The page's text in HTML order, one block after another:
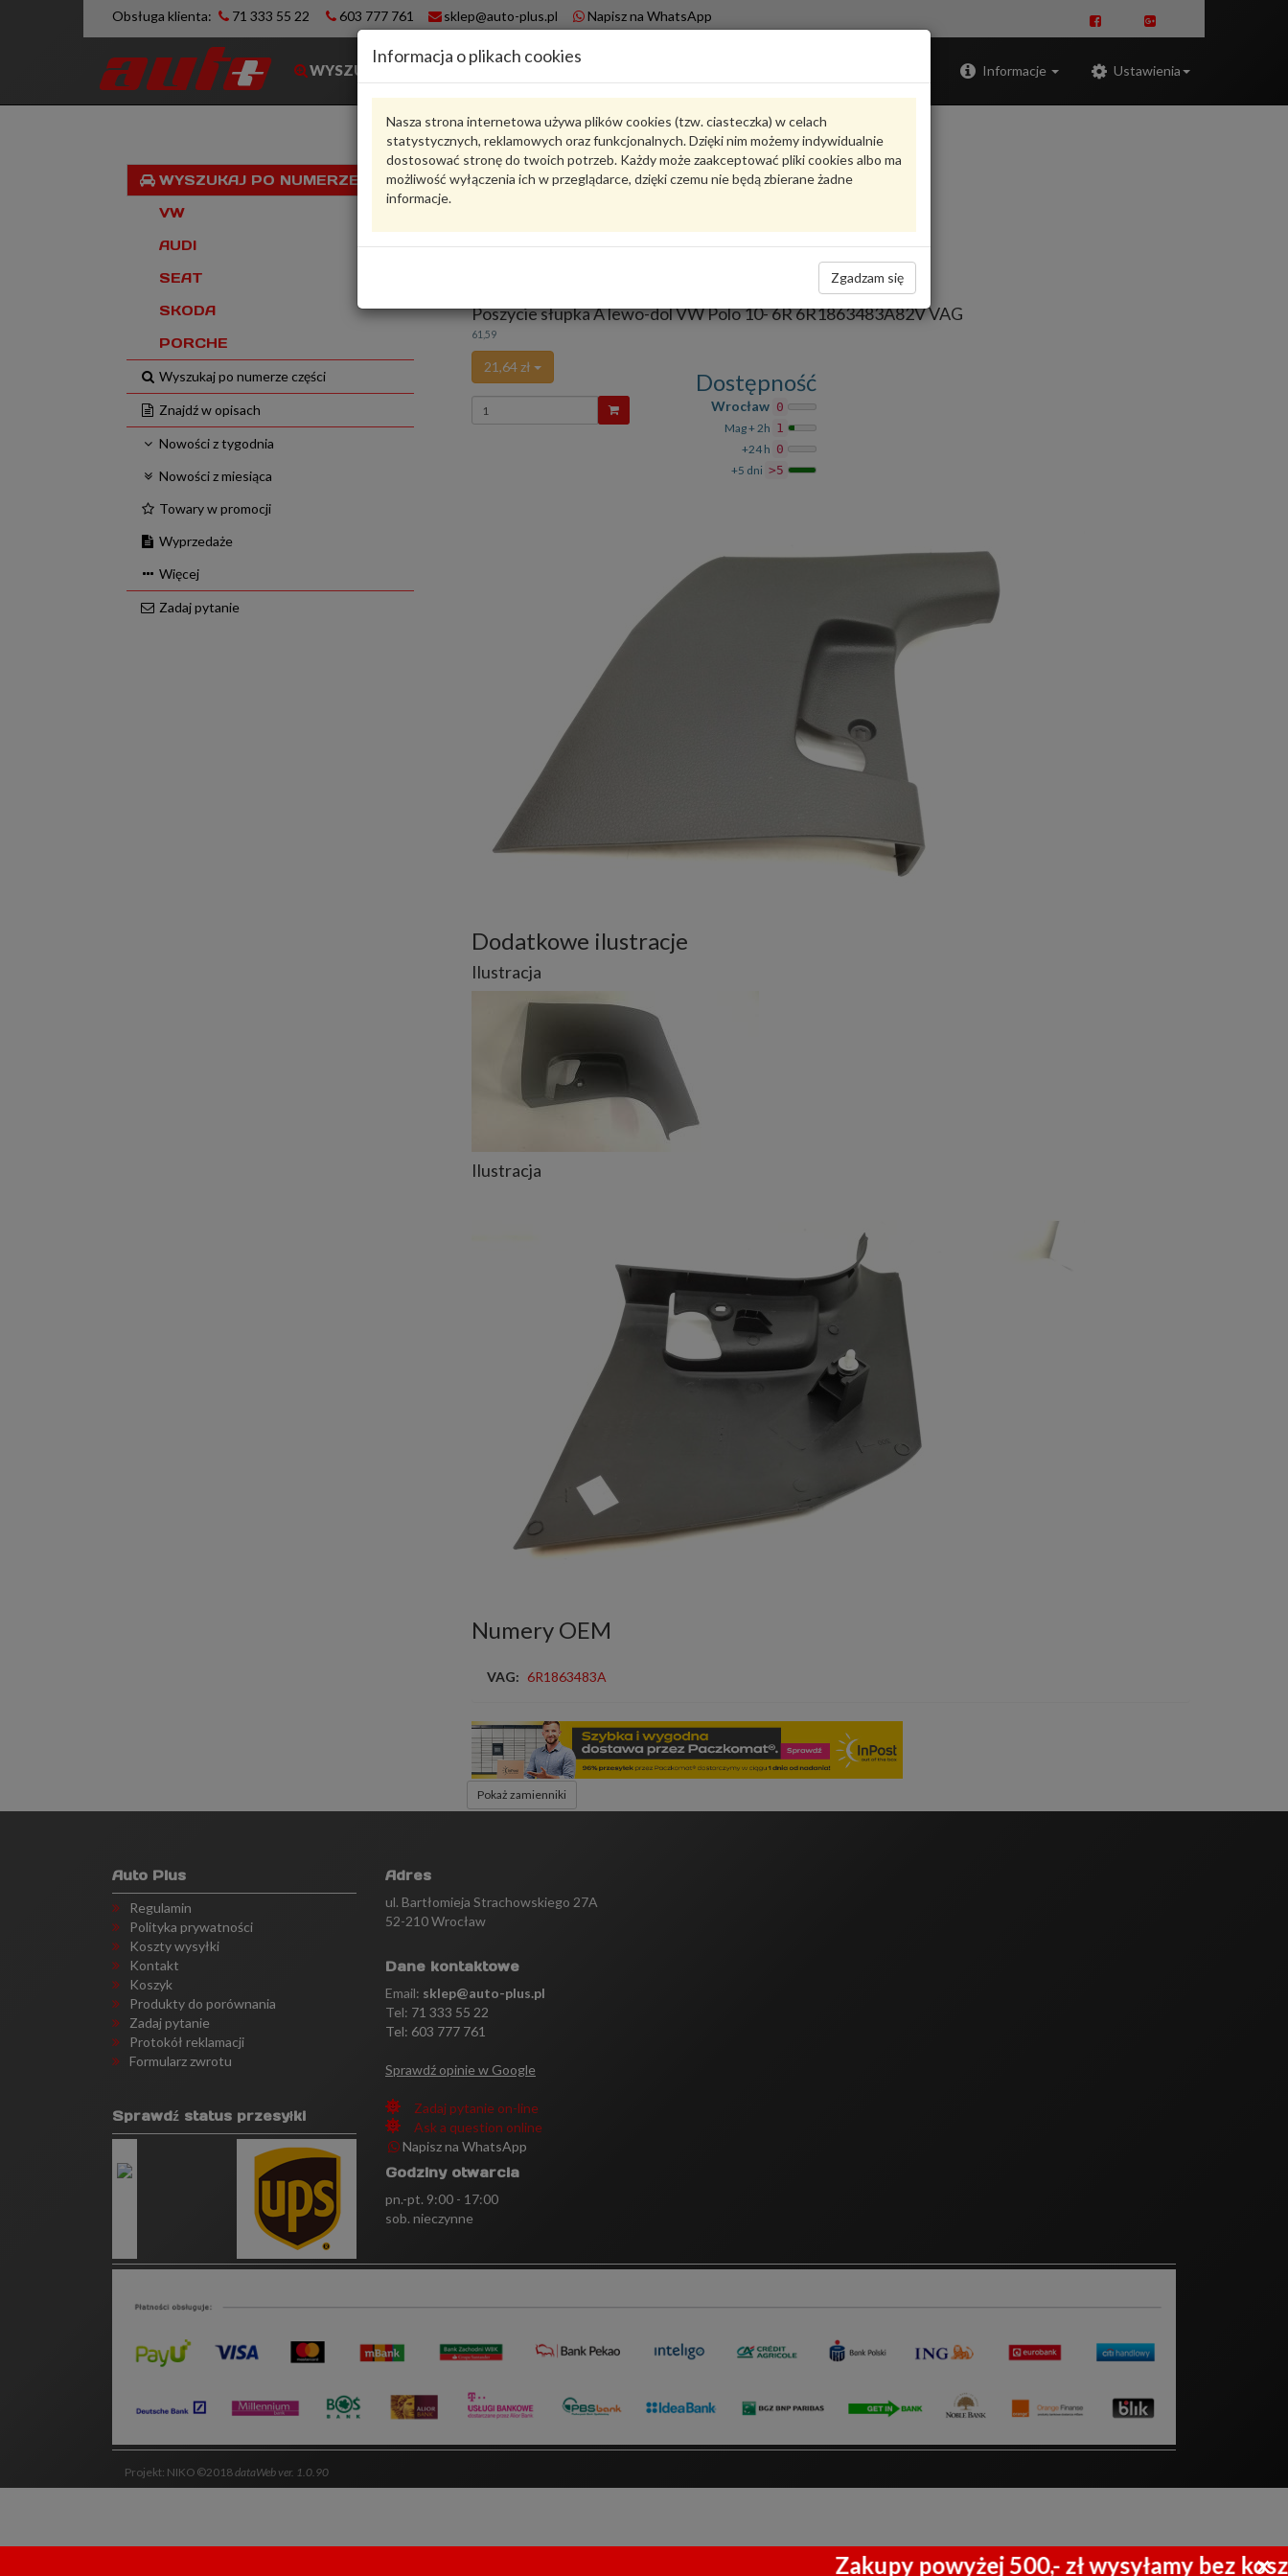
Obsługa klienta: 71 333 55 22 603 777 761 sklep@auto-plus.pl Napisz na WhatsApp
WYSZUKIWARKA Informacje Ustawienia
Informacja o plikach cookies
Nasza strona internetowa używa plików cookies (tzw. ciasteczka) w celach
statystycznych, reklamowych oraz funkcjonalnych. Dzięki nim możemy indywidualnie
dostosować stronę do twoich potrzeb. Każdy może zaakceptować pliki cookies albo ma
możliwość wyłączenia ich w przeglądarce, dzięki czemu nie będą zbierane żadne
informacje.
Zgadzam się
WYSZUKAJ PO NUMERZE VIN
VW
AUDI
SEAT
SKODA
PORCHE
Wyszukaj po numerze części
Znajdź w opisach
Nowości z tygodnia
Nowości z miesiąca
Towary w promocji
Wyprzedaże
Więcej
Zadaj pytanie
Karta produktu
VAG - produkt oryginalny VW AUDI SEAT SKODA
Poszycie słupka A lewo-dol VW Polo 10- 6R 6R1863483A82V VAG
61,59
21,64 zł
Wprowadź
ilość
Dostępność
Wrocław 0
Mag + 2h 1
+24 h 0
+5 dni >5
Dodatkowe ilustracje
Ilustracja
Ilustracja
Numery OEM
VAG: 6R1863483A
Pokaż zamienniki
Auto Plus
Regulamin
Polityka prywatności
Koszty wysyłki
Kontakt
Koszyk
Produkty do porównania
Zadaj pytanie
Protokół reklamacji
Formularz zwrotu
Sprawdź status przesyłki
Adres
ul. Bartłomieja Strachowskiego 27A
52-210 Wrocław
Dane kontaktowe
Email: sklep@auto-plus.pl
Tel: 71 333 55 22
Tel: 603 777 761
Sprawdź opinie w Google
Zadaj pytanie on-line
Ask a question online
Napisz na WhatsApp
Godziny otwarcia
pn.-pt. 9:00 - 17:00
sob. nieczynne
Projekt: NIKO ©2018dataWeb ver. 1.0.90
Zakupy powyżej 500,- zł wysyłamy bez kosztów
×